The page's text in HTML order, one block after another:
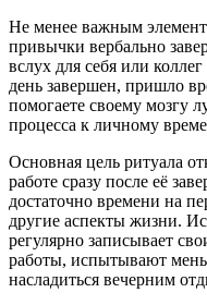
Не менее важным
привычки вербально
вслух для себя или
день завершен, пришло
помогаете своему мозгу
процесса к личному
Основная цель ритуала
работе сразу после её
достаточно времени на
другие аспекты жизни.
регулярно записывает
работы, испытывают
насладиться вечерним